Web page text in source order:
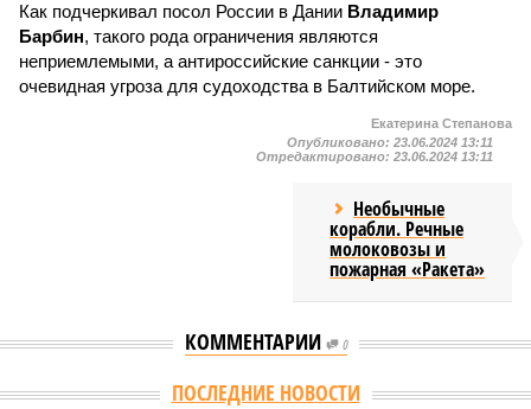
Как подчеркивал посол России в Дании Владимир
Барбин, такого рода ограничения являются
неприемлемыми, а антироссийские санкции - это
очевидная угроза для судоходства в Балтийском море.
Екатерина Степанова
Опубликовано: 23.06.2024 13:11
Отредактировано: 23.06.2024 13:11
Необычные
корабли. Речные
молоковозы и
пожарная «Ракета»
КОММЕНТАРИИ 0
Версия //Общество //
Мы могли бы жить сотни лет, но этого никогда не